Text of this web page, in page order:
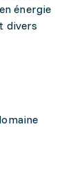
énergie
divers